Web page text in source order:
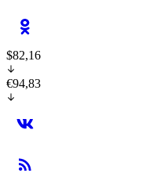
$82,16
€94,83